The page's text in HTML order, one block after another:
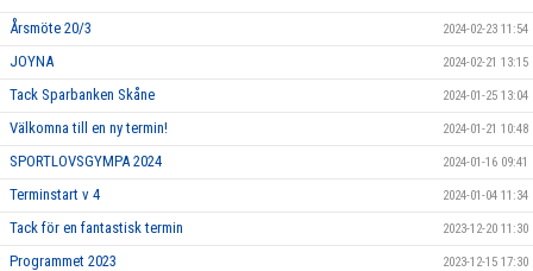
Årsmöte 20/3 2024-02-23 11:54
JOYNA 2024-02-21 13:15
Tack Sparbanken Skåne 2024-01-25 13:04
Välkomna till en ny termin! 2024-01-21 10:48
SPORTLOVSGYMPA 2024 2024-01-16 09:41
Terminstart v 4 2024-01-04 11:34
Tack för en fantastisk termin 2023-12-20 11:30
Programmet 2023 2023-12-15 17:30